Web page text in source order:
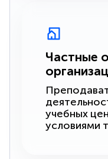
Частные
учебных
условиями